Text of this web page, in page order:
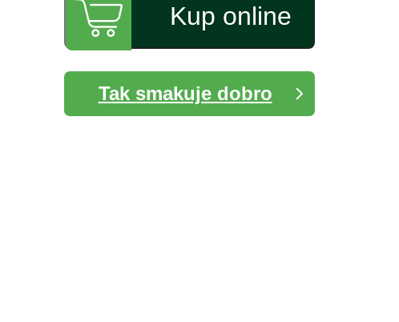
Kup online
Zobowiązania
Tak smakuje dobro